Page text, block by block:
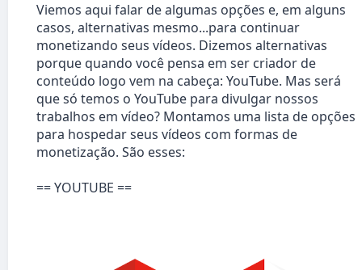
Viemos aqui falar de algumas opções e, em alguns
casos, alternativas mesmo...para continuar
monetizando seus vídeos. Dizemos alternativas
porque quando você pensa em ser criador de
conteúdo logo vem na cabeça: YouTube. Mas será
que só temos o YouTube para divulgar nossos
trabalhos em vídeo? Montamos uma lista de opções
para hospedar seus vídeos com formas de
monetização. São esses:
== YOUTUBE ==